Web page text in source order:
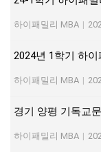
하이패밀리 MBA |
2024년 1학기 하
하이패밀리 MBA |
경기 양평 기독교
하이패밀리 MBA |